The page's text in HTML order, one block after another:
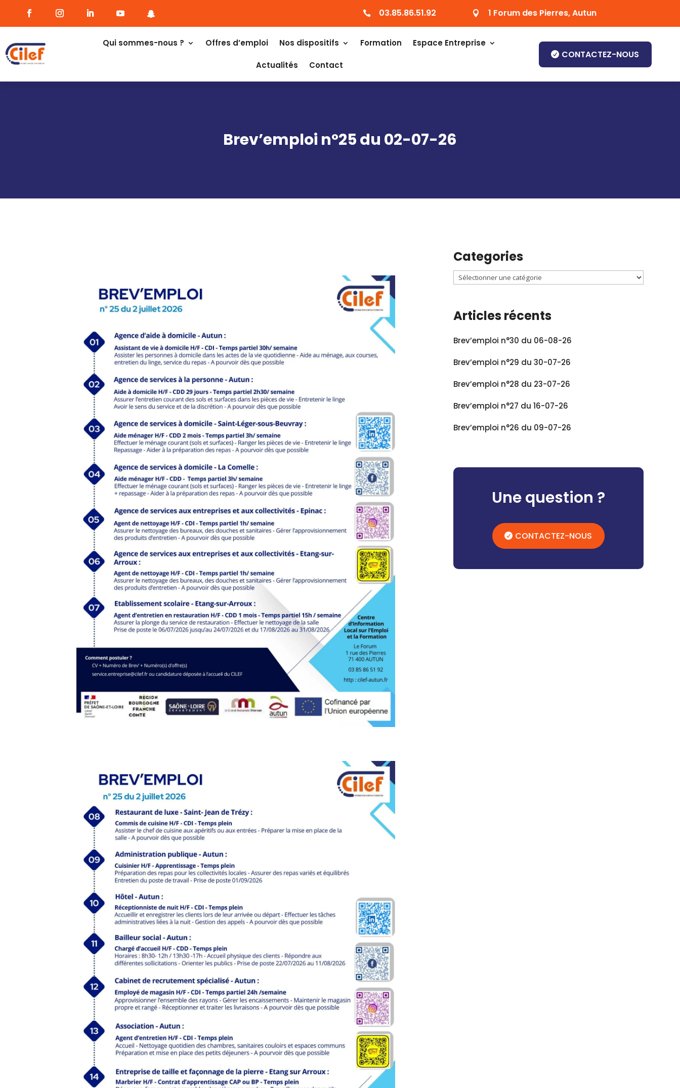
 03.85.86.51.92  1 Forum des Pierres, Autun
Qui sommes-nous ? Offres d’emploi Nos dispositifs Formation Espace Entreprise
Actualités Contact
CONTACTEZ-NOUS
Brev’emploi n°25 du 02-07-26
Categories
Articles récents
Brev’emploi n°30 du 06-08-26
Brev’emploi n°29 du 30-07-26
Brev’emploi n°28 du 23-07-26
Brev’emploi n°27 du 16-07-26
Brev’emploi n°26 du 09-07-26
Une question ?
CONTACTEZ-NOUS